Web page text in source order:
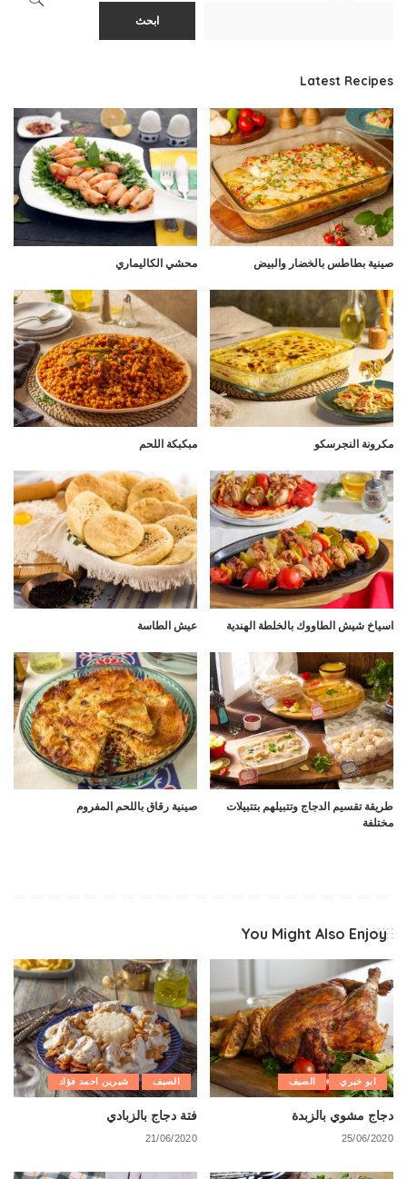
ابحث
Latest Recipes
صينية بطاطس بالخضار والبيض محشي الكاليماري
مكرونة النجرسكو مبكبكة اللحم
اسياخ شيش الطاووك بالخلطة الهندية عيش الطاسة
طريقة تقسيم الدجاج وتتبيلهم بتتبيلات
مختلفة
صينية رقاق باللحم المفروم
You Might Also Enjoy
ابو خيري الصيف
دجاج مشوي بالزبدة
25/06/2020
الصيف شيرين احمد فؤاد
فتة دجاج بالزبادي
21/06/2020